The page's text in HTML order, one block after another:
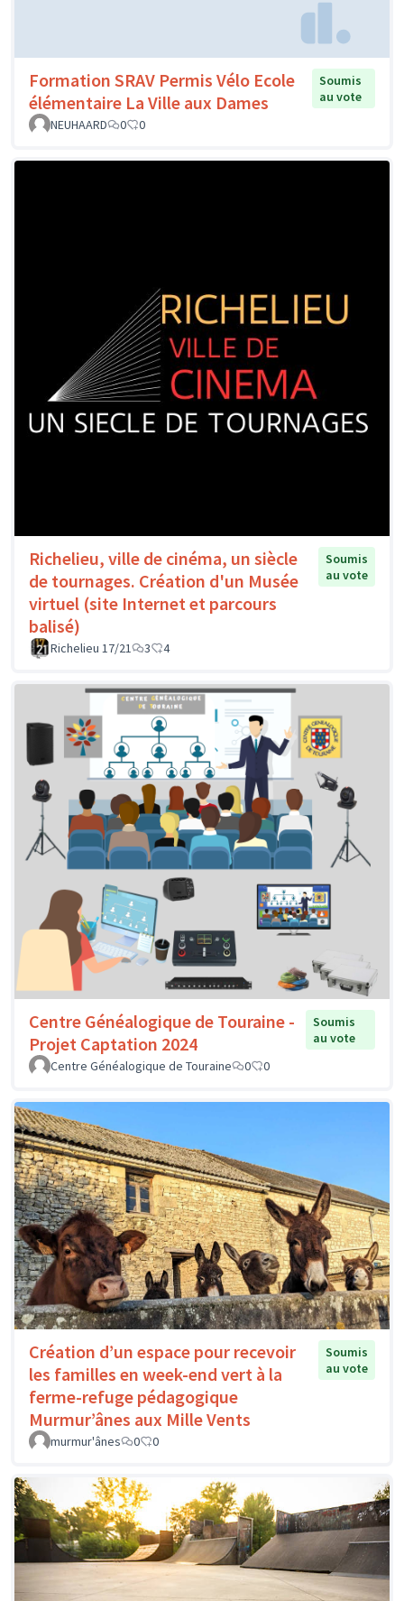
Formation SRAV Permis Vélo Ecole
élémentaire La Ville aux Dames
Soumis
au vote
NEUHAARD
0 0
Richelieu, ville de cinéma, un siècle
de tournages. Création d'un Musée
virtuel (site Internet et parcours
balisé)
Soumis
au vote
Richelieu 17/21 3 4
Centre Généalogique de Touraine -
Projet Captation 2024
Soumis
au vote
Centre Généalogique de Touraine
0 0
Création d’un espace pour recevoir
les familles en week-end vert à la
ferme-refuge pédagogique
Murmur’ânes aux Mille Vents
Soumis
au vote
murmur'ânes 0 0